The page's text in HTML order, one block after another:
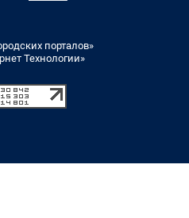
порталов»
Технологии»